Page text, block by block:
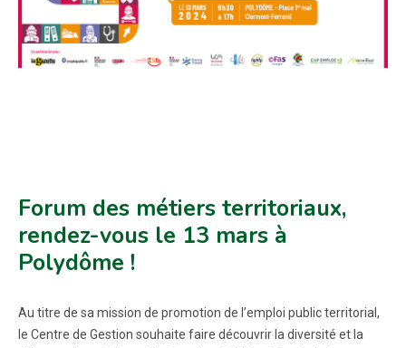
Forum des métiers territoriaux,
rendez-vous le 13 mars à
Polydôme !
Au titre de sa mission de promotion de l’emploi public territorial,
le Centre de Gestion souhaite faire découvrir la diversité et la